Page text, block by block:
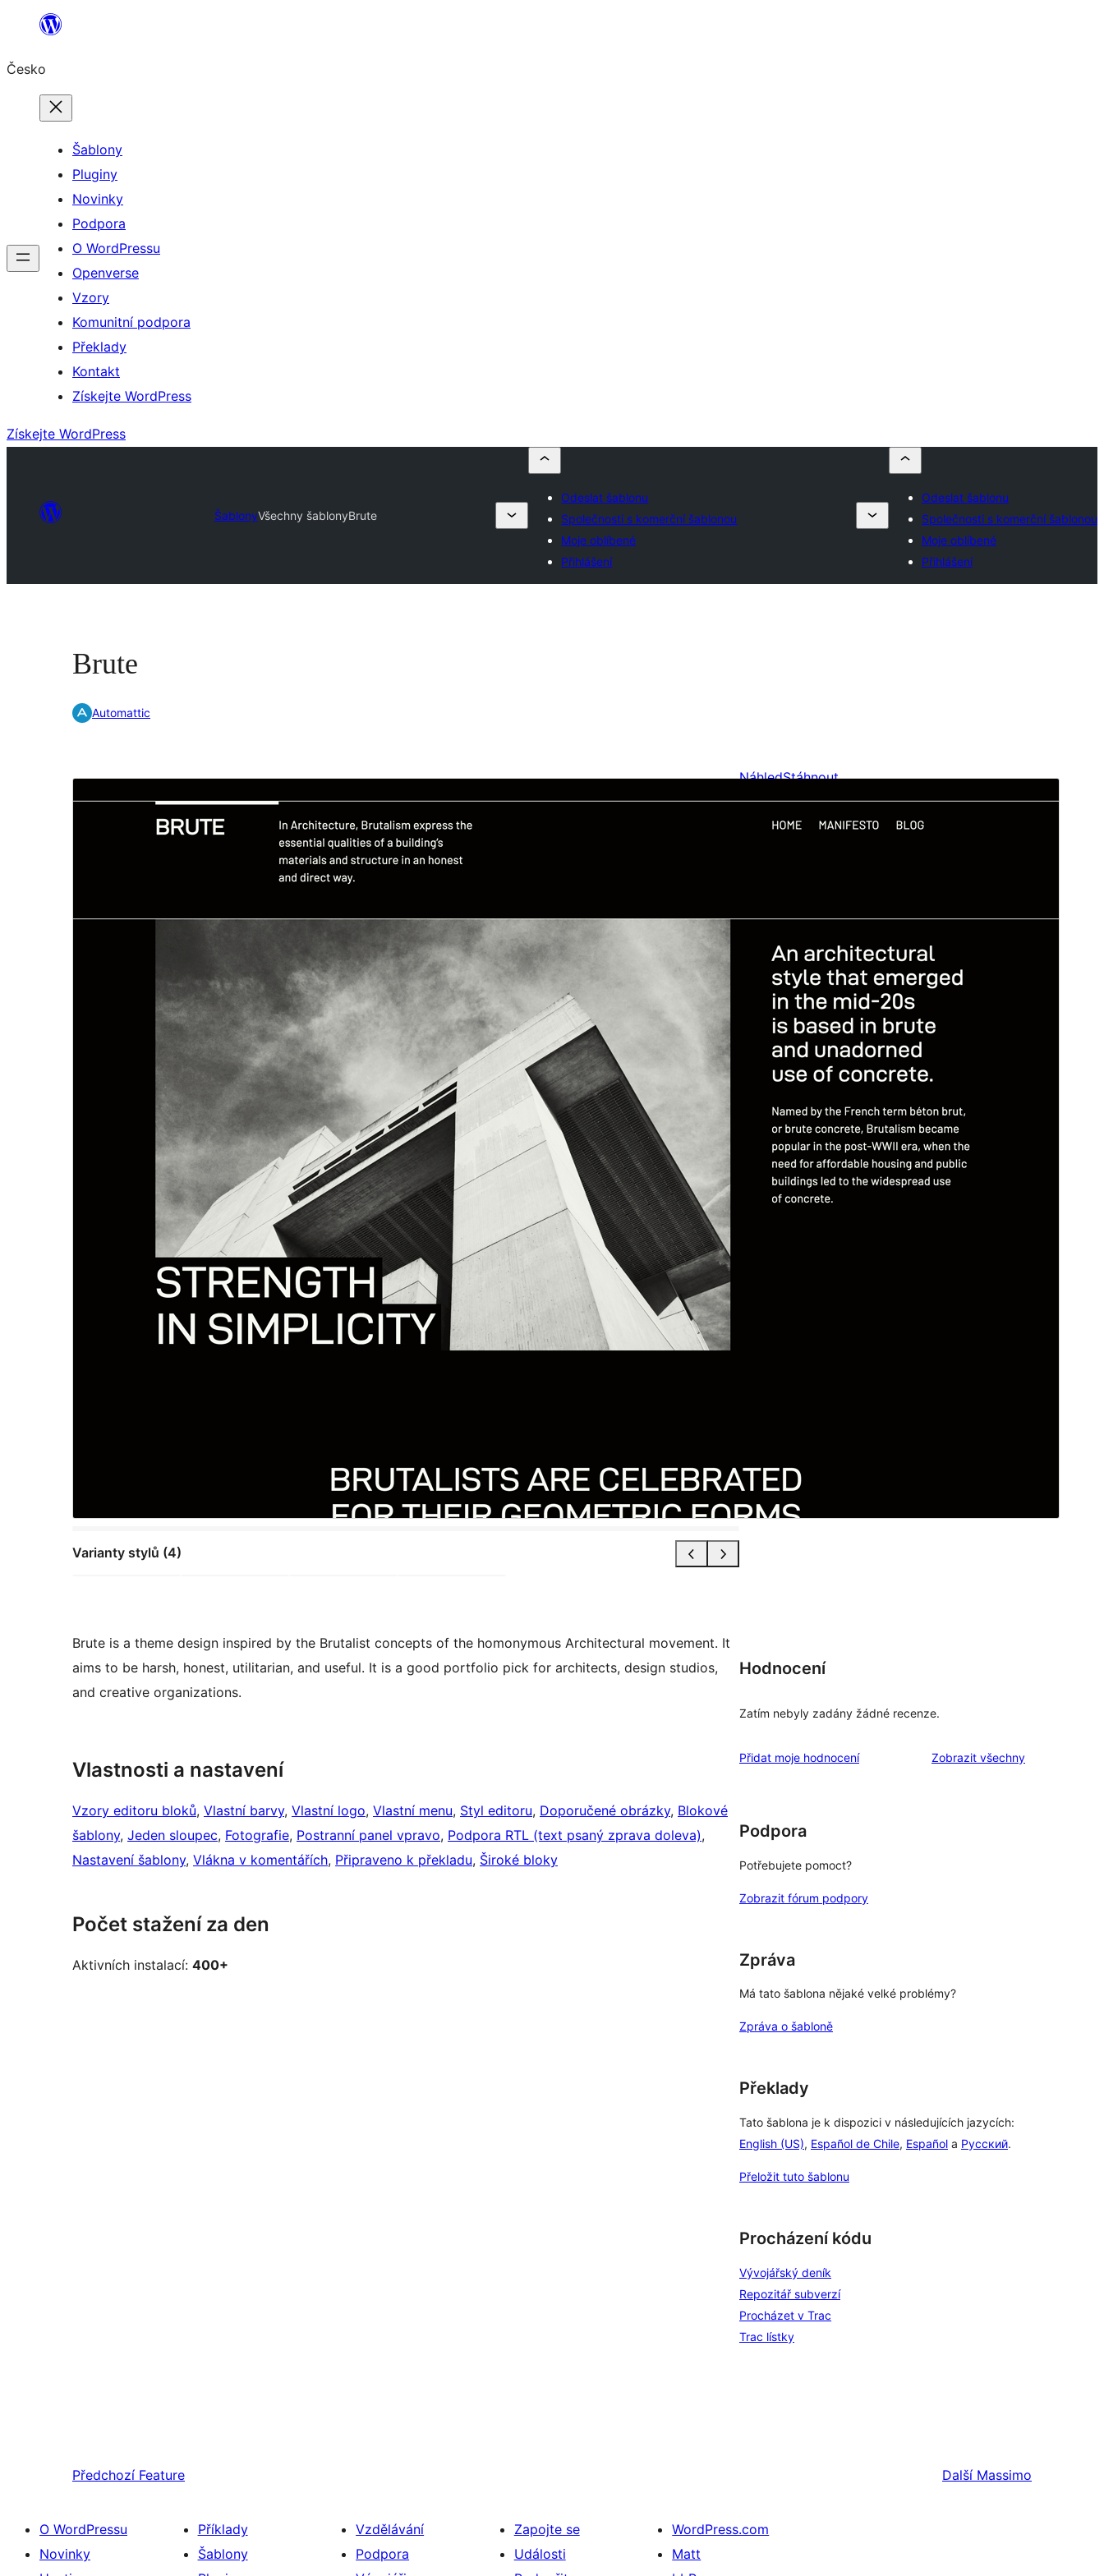
Přeskočit
obsah
Česko
Šablony
Pluginy
Novinky
Podpora
O WordPressu
Openverse
Vzory
Komunitní podpora
Překlady
Kontakt
Získejte WordPress
Získejte WordPress
ŠablonyVšechny šablonyBrute
Odeslat šablonu
Společnosti s komerční šablonou
Moje oblíbené
Přihlášení
Odeslat šablonu
Společnosti s komerční šablonou
Moje oblíbené
Přihlášení
Brute
Automattic
Varianty stylů (4)
NáhledStáhnout
Poslední aktualizace
Brute is a theme design inspired by the Brutalist concepts of the homonymous Architectural movement. It
aims to be harsh, honest, utilitarian, and useful. It is a good portfolio pick for architects, design studios,
and creative organizations.
Vlastnosti a nastavení
Vzory editoru bloků, Vlastní barvy, Vlastní logo, Vlastní menu, Styl editoru, Doporučené obrázky, Blokové
šablony, Jeden sloupec, Fotografie, Postranní panel vpravo, Podpora RTL (text psaný zprava doleva)
Nastavení šablony, Vlákna v komentářích, Připraveno k překladu, Široké bloky
Počet stažení za den
Aktivních instalací: 400+
Hodnocení
Zatím nebyly zadány žádné recenze.
Přidat moje hodnocení Zobrazit všechnyrecenze
Podpora
Potřebujete pomoct?
Zobrazit fórum podpory
Zpráva
Má tato šablona nějaké velké problémy?
Zpráva o šabloně
Překlady
Tato šablona je k dispozici v následujících jazycích:
English (US), Español de Chile, Español a Русский.
Přeložit tuto šablonu
Procházení kódu
Vývojářský deník
Repozitář subverzí
Procházet v Trac
Trac lístky
Předchozí Feature Další Massimo
O WordPressu
Novinky
Příklady
Šablony
Vzdělávání
Podpora
Zapojte se
Události
WordPress.com
Matt